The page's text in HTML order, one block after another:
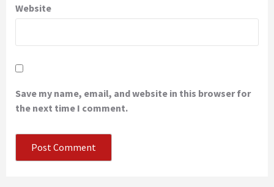
Website
Save my name, email, and website in this browser for
the next time I comment.